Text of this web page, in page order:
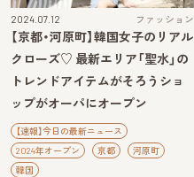
2024.07.12 ファッション
【京都・河原町】韓国女子のリアル
クローズ♡ 最新エリア「聖水」の
トレンドアイテムがそろうショ
ップがオーパにオープン
【速報】今日の最新ニュース
2024年オープン
京都
河原町
韓国